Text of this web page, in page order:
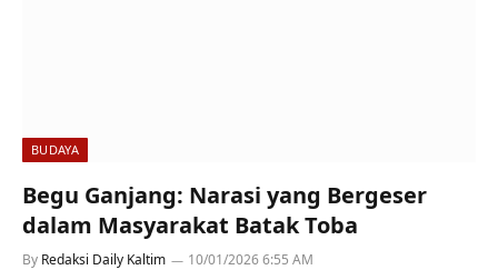
BUDAYA
Begu Ganjang: Narasi yang Bergeser
dalam Masyarakat Batak Toba
By Redaksi Daily Kaltim 10/01/2026 6:55 AM